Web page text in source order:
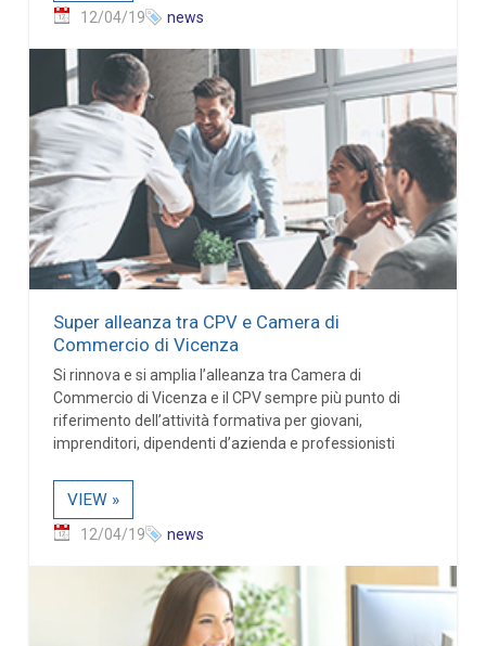
12/04/19 news
Super alleanza tra CPV e Camera di
Commercio di Vicenza
Si rinnova e si amplia l’alleanza tra Camera di
Commercio di Vicenza e il CPV sempre più punto di
riferimento dell’attività formativa per giovani,
imprenditori, dipendenti d’azienda e professionisti
VIEW »
12/04/19 news